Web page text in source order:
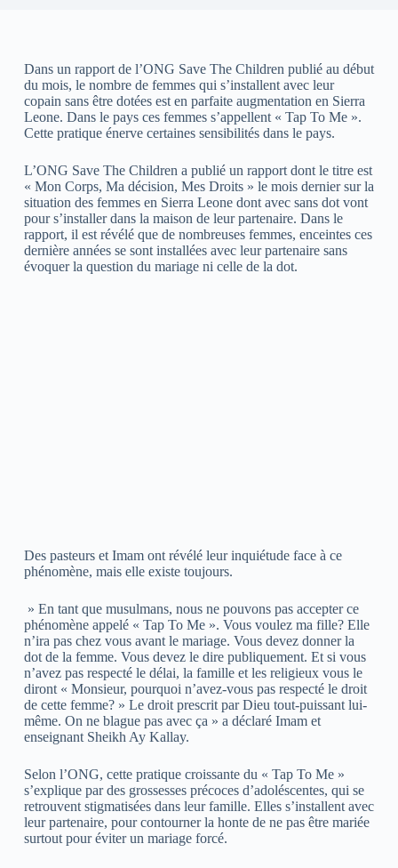
Dans un rapport de l’ONG Save The Children publié au début
du mois, le nombre de femmes qui s’installent avec leur
copain sans être dotées est en parfaite augmentation en Sierra
Leone. Dans le pays ces femmes s’appellent « Tap To Me ».
Cette pratique énerve certaines sensibilités dans le pays.
L’ONG Save The Children a publié un rapport dont le titre est
« Mon Corps, Ma décision, Mes Droits » le mois dernier sur la
situation des femmes en Sierra Leone dont avec sans dot vont
pour s’installer dans la maison de leur partenaire. Dans le
rapport, il est révélé que de nombreuses femmes, enceintes ces
dernière années se sont installées avec leur partenaire sans
évoquer la question du mariage ni celle de la dot.
Des pasteurs et Imam ont révélé leur inquiétude face à ce
phénomène, mais elle existe toujours.
» En tant que musulmans, nous ne pouvons pas accepter ce
phénomène appelé « Tap To Me ». Vous voulez ma fille? Elle
n’ira pas chez vous avant le mariage. Vous devez donner la
dot de la femme. Vous devez le dire publiquement. Et si vous
n’avez pas respecté le délai, la famille et les religieux vous le
diront « Monsieur, pourquoi n’avez-vous pas respecté le droit
de cette femme? » Le droit prescrit par Dieu tout-puissant lui-
même. On ne blague pas avec ça » a déclaré Imam et
enseignant Sheikh Ay Kallay.
Selon l’ONG, cette pratique croissante du « Tap To Me »
s’explique par des grossesses précoces d’adoléscentes, qui se
retrouvent stigmatisées dans leur famille. Elles s’installent avec
leur partenaire, pour contourner la honte de ne pas être mariée
surtout pour éviter un mariage forcé.